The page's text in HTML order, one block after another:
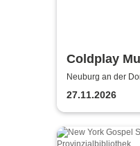
Coldplay
Neuburg an der
27.11.2026